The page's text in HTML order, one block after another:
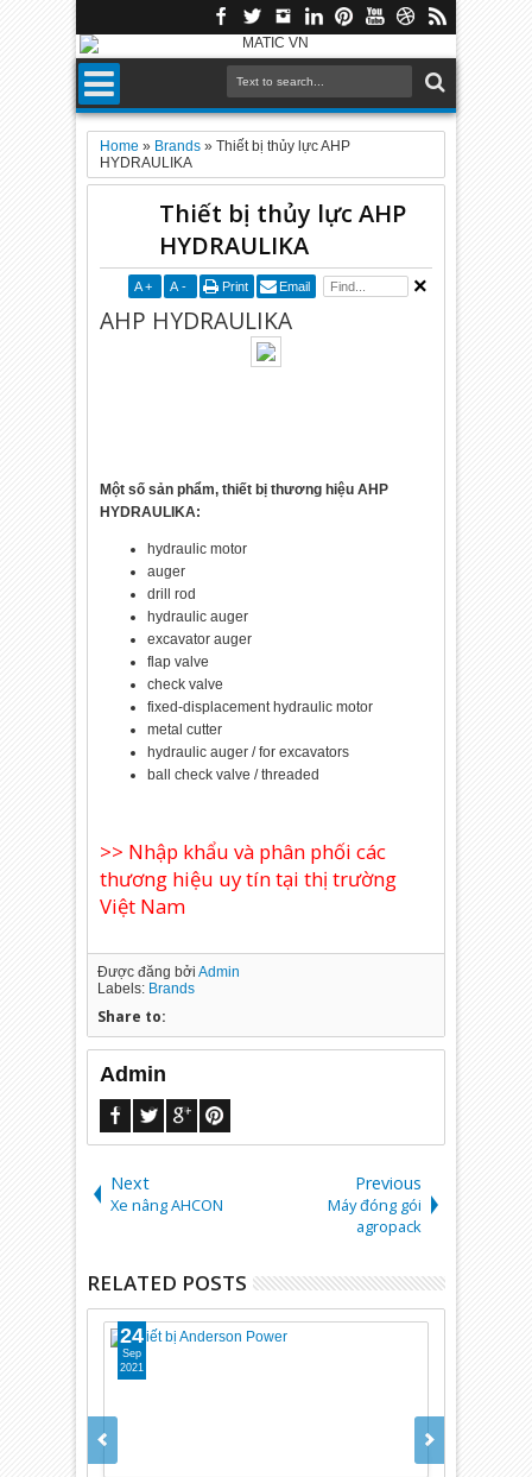
Home » Brands »Thiết bị thủy lực AHP
HYDRAULIKA
Thiết bị thủy lực AHP
HYDRAULIKA
A + A - Print Email
AHP HYDRAULIKA
Một số sản phẩm, thiết bị thương hiệu AHP
HYDRAULIKA:
hydraulic motor
auger
drill rod
hydraulic auger
excavator auger
flap valve
check valve
fixed-displacement hydraulic motor
metal cutter
hydraulic auger / for excavators
ball check valve / threaded
>> Nhập khẩu và phân phối các
thương hiệu uy tín tại thị trường
Việt Nam
Được đăng bởiAdmin
Labels: Brands
Share to:
Admin
Next
Xe nâng AHCON
Previous
Máy đóng gói
agropack
RELATED POSTS
24
Sep
2021